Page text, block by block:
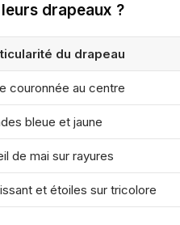
drapeaux ?
du drapeau
couronnée au centre
bleue et jaune
de mai sur rayures
et étoiles sur tricolore